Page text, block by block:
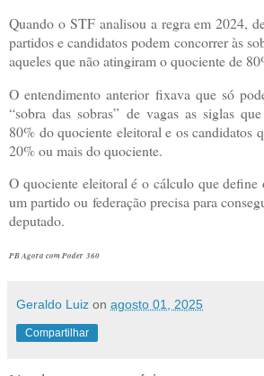
Quando o STF analisou a regra em 2024,
partidos e candidatos podem concorrer às
aqueles que não atingiram o quociente de
O entendimento anterior fixava que só
“sobra das sobras” de vagas as siglas
80% do quociente eleitoral e os candidatos
20% ou mais do quociente.
O quociente eleitoral é o cálculo que define
um partido ou federação precisa para
deputado.
PB Agora com Poder 360
Geraldo Luiz on agosto 01, 2025
Compartilhar